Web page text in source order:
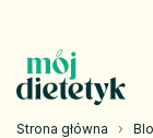
Strona główna ›